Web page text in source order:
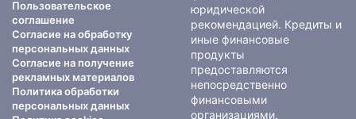
Пользовательское
соглашение
Согласие на обработку
персональных данных
Согласие на получение
рекламных материалов
Политика обработки
персональных данных
юридической
рекомендацией. Кредиты и
иные финансовые
продукты
предоставляются
непосредственно
финансовыми
организациями.